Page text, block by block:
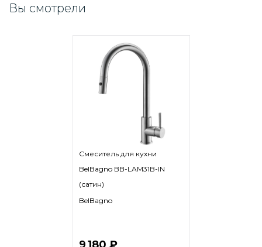
Вы смотрели
Смеситель для кухни
BelBagno BB-LAM31B-IN
(сатин)
BelBagno
9 180 ₽